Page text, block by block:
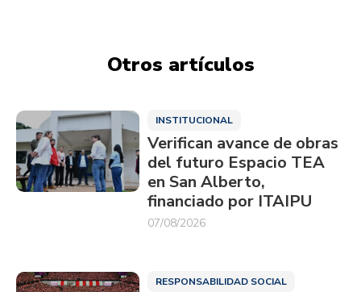
Otros artículos
INSTITUCIONAL
Verifican avance de obras
del futuro Espacio TEA
en San Alberto,
financiado por ITAIPU
07/08/2026
RESPONSABILIDAD SOCIAL